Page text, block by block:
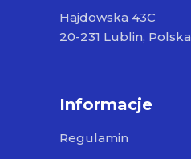
Hajdowska 43C
20-231 Lublin, Polska
Informacje
Regulamin